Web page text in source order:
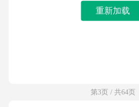
重新加载
第3页 / 共64页